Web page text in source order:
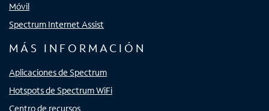
Móvil
Spectrum Internet Assist
MÁS INFORMACIÓN
Aplicaciones de Spectrum
Hotspots de Spectrum WiFi
Centro de recursos